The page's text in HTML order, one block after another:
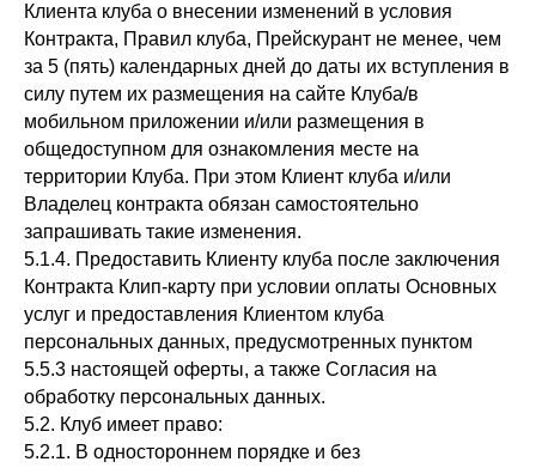
Клиента клуба о внесении изменений в условия
Контракта, Правил клуба, Прейскурант не менее, чем
за 5 (пять) календарных дней до даты их вступления в
силу путем их размещения на сайте Клуба/в
мобильном приложении и/или размещения в
общедоступном для ознакомления месте на
территории Клуба. При этом Клиент клуба и/или
Владелец контракта обязан самостоятельно
запрашивать такие изменения.
5.1.4. Предоставить Клиенту клуба после заключения
Контракта Клип-карту при условии оплаты Основных
услуг и предоставления Клиентом клуба
персональных данных, предусмотренных пунктом
5.5.3 настоящей оферты, а также Согласия на
обработку персональных данных.
5.2. Клуб имеет право:
5.2.1. В одностороннем порядке и без